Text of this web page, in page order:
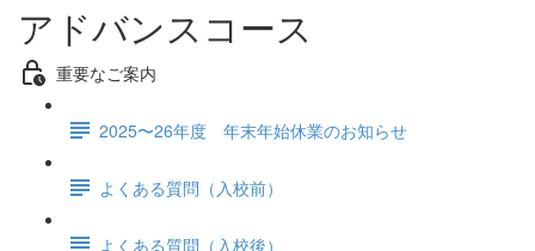
アドバンスコース
重要なご案内
2025〜26年度 年末年始休業のお知らせ
よくある質問（入校前）
よくある質問（入校後）